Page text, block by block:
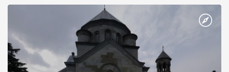
Херсонесі Володимир-язичник, став Василем-християнином.
А потім було Хрещення Русі. На честь Херсонесу Таврійського